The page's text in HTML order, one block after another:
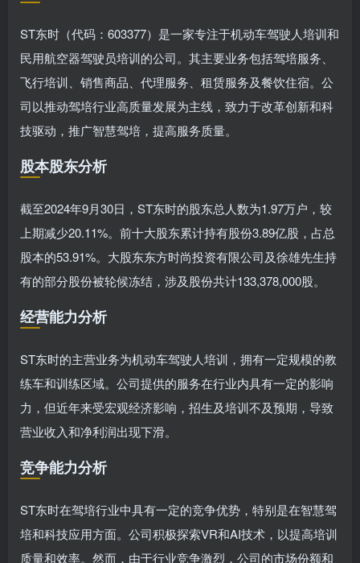
ST东时（代码：603377）是一家专注于机动车驾驶人培训和
民用航空器驾驶员培训的公司。其主要业务包括驾培服务、
飞行培训、销售商品、代理服务、租赁服务及餐饮住宿。公
司以推动驾培行业高质量发展为主线，致力于改革创新和科
技驱动，推广智慧驾培，提高服务质量。
股本股东分析
截至2024年9月30日，ST东时的股东总人数为1.97万户，较
上期减少20.11%。前十大股东累计持有股份3.89亿股，占总
股本的53.91%。大股东东方时尚投资有限公司及徐雄先生持
有的部分股份被轮候冻结，涉及股份共计133,378,000股。
经营能力分析
ST东时的主营业务为机动车驾驶人培训，拥有一定规模的教
练车和训练区域。公司提供的服务在行业内具有一定的影响
力，但近年来受宏观经济影响，招生及培训不及预期，导致
营业收入和净利润出现下滑。
竞争能力分析
ST东时在驾培行业中具有一定的竞争优势，特别是在智慧驾
培和科技应用方面。公司积极探索VR和AI技术，以提高培训
质量和效率。然而，由于行业竞争激烈，公司的市场份额和